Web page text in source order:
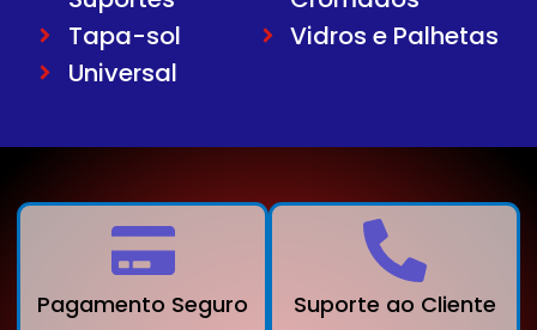
Tapa-sol
Universal
Vidros e Palhetas
Pagamento Seguro Suporte ao Cliente